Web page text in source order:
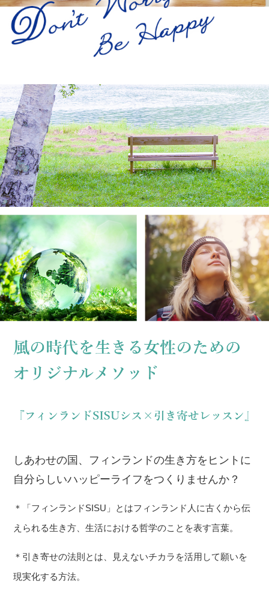
しあわせの国、フィンランドの生き方をヒントに
自分らしいハッピーライフをつくりませんか？
＊「フィンランドSISU」とはフィンランド人に古くから伝
えられる生き方、生活における哲学のことを表す言葉。
＊引き寄せの法則とは、見えないチカラを活用して願いを
現実化する方法。